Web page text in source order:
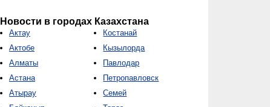
Новости в городах Казахстана
Актау
Актобе
Алматы
Астана
Атырау
Костанай
Кызылорда
Павлодар
Петропавловск
Семей